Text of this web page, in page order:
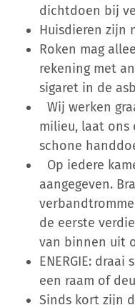
dichtdoen bij
Huisdieren zijn
Roken mag
rekening met
sigaret in de
Wij werken
milieu, laat ons
schone
Op iedere
aangegeven.
de eerste
van binnen uit
ENERGIE:
een raam of
Sinds kort zijn